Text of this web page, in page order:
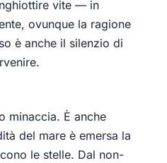
vite — in
ovunque la ragione
è anche il silenzio di
minaccia. È anche
del mare è emersa la
le stelle. Dal non-